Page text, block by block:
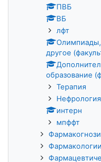
ПВБ
ВБ
лфт
другое
образование
Терапия
Нефрология
интерн
мпффт
Фармакологии